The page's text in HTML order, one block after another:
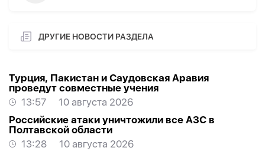
ДРУГИЕ НОВОСТИ РАЗДЕЛА
Турция, Пакистан и Саудовская Аравия
проведут совместные учения
13:57
10 августа 2026
Российские атаки уничтожили все АЗС в
Полтавской области
13:28
10 августа 2026